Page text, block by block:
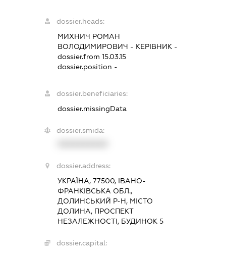
dossier.heads:
МИХНИЧ РОМАН
ВОЛОДИМИРОВИЧ - КЕРІВНИК -
dossier.from 15.03.15
dossier.position -
dossier.beneficiaries:
dossier.missingData
dossier.smida:
dossier.address:
УКРАЇНА, 77500, ІВАНО-
ФРАНКІВСЬКА ОБЛ.,
ДОЛИНСЬКИЙ Р-Н, МІСТО
ДОЛИНА, ПРОСПЕКТ
НЕЗАЛЕЖНОСТІ, БУДИНОК 5
dossier.capital: